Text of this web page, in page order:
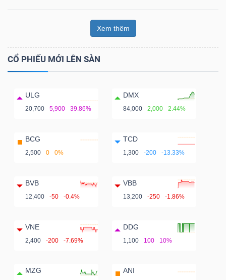
Xem thêm
CỔ PHIẾU MỚI LÊN SÀN
ULG
20,700 5,900 39.86%
DMX
84,000 2,000 2.44%
BCG
2,500 0 0%
TCD
1,300 -200 -13.33%
BVB
12,400 -50 -0.4%
VBB
13,200 -250 -1.86%
VNE
2,400 -200 -7.69%
DDG
1,100 100 10%
MZG ANI